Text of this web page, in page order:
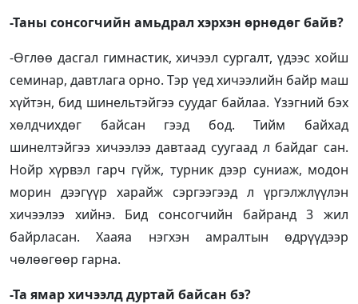
-Таны сонсогчийн амьдрал хэрхэн өрнөдөг байв?
-Өглөө дасгал гимнастик, хичээл сургалт, үдээс хойш
семинар, давтлага орно. Тэр үед хичээлийн байр маш
хүйтэн, бид шинельтэйгээ суудаг байлаа. Үзэгний бэх
хөлдчихдөг байсан гээд бод. Тийм байхад
шинелтэйгээ хичээлээ давтаад суугаад л байдаг сан.
Нойр хүрвэл гарч гүйж, турник дээр суниаж, модон
морин дээгүүр харайж сэргээгээд л үргэлжлүүлэн
хичээлээ хийнэ. Бид сонсогчийн байранд 3 жил
байрласан. Хааяа нэгхэн амралтын өдрүүдээр
чөлөөгөөр гарна.
-Та ямар хичээлд дуртай байсан бэ?